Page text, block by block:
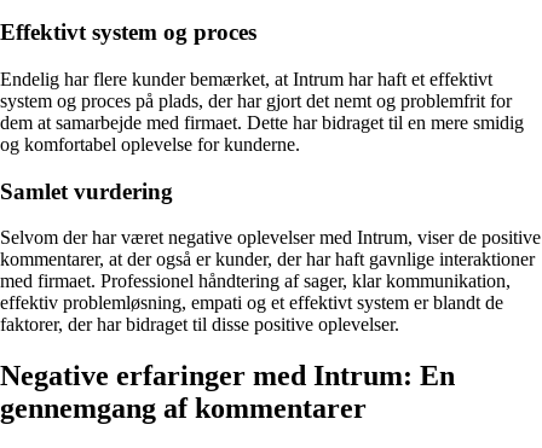
Effektivt system og proces
Endelig har flere kunder bemærket, at Intrum har haft et effektivt
system og proces på plads, der har gjort det nemt og problemfrit for
dem at samarbejde med firmaet. Dette har bidraget til en mere smidig
og komfortabel oplevelse for kunderne.
Samlet vurdering
Selvom der har været negative oplevelser med Intrum, viser de positive
kommentarer, at der også er kunder, der har haft gavnlige interaktioner
med firmaet. Professionel håndtering af sager, klar kommunikation,
effektiv problemløsning, empati og et effektivt system er blandt de
faktorer, der har bidraget til disse positive oplevelser.
Negative erfaringer med Intrum: En
gennemgang af kommentarer